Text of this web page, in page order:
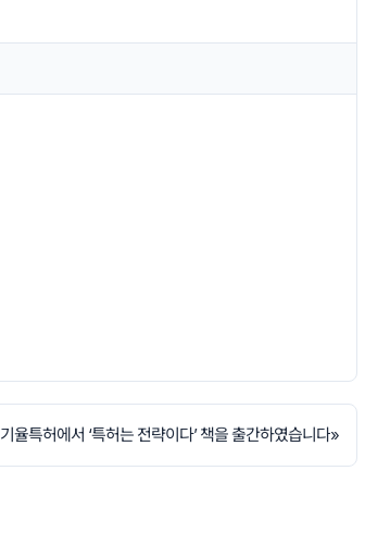
기율특허에서 ‘특허는 전략이다’ 책을 출간하였습니다»